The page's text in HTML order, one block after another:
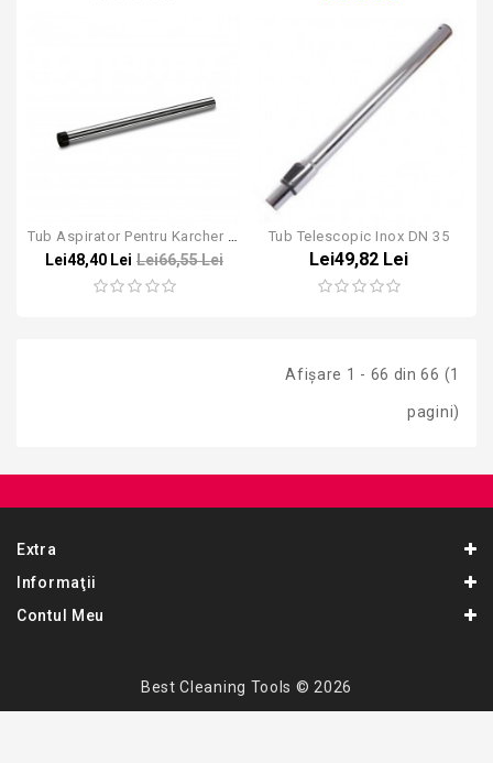
Tub Aspirator Pentru Karcher NT65/2 NT72/2 NT70/2 DN40
Lei48,40 Lei Lei66,55 Lei
Tub Telescopic Inox DN 35
Lei49,82 Lei
Afişare 1 - 66 din 66 (1
pagini)
Extra
Informaţii
Contul Meu
Best Cleaning Tools © 2026